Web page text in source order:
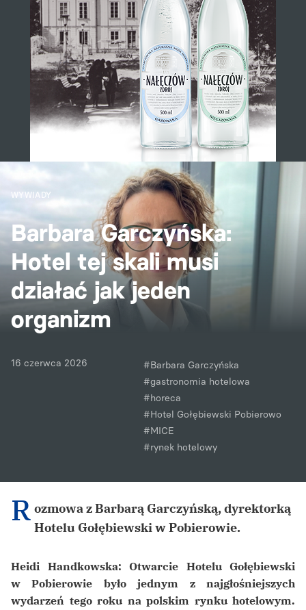
WYWIADY
Barbara Garczyńska:
Hotel tej skali musi
działać jak jeden
organizm
16 czerwca 2026
#Barbara Garczyńska
#gastronomia hotelowa
#horeca
#Hotel Gołębiewski Pobierowo
#MICE
#rynek hotelowy
R ozmowa z Barbarą Garczyńską, dyrektorką
Hotelu Gołębiewski w Pobierowie.
Heidi Handkowska: Otwarcie Hotelu Gołębiewski
w Pobierowie było jednym z najgłośniejszych
wydarzeń tego roku na polskim rynku hotelowym.